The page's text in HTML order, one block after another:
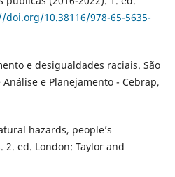
doi.org/10.38116/978-65-5635-
e desigualdades raciais. São
e Planejamento - Cebrap,
hazards, people’s
ed. London: Taylor and